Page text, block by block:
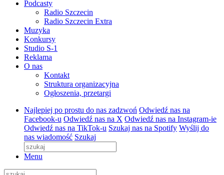
Podcasty
Radio Szczecin
Radio Szczecin Extra
Muzyka
Konkursy
Studio S-1
Reklama
O nas
Kontakt
Struktura organizacyjna
Ogłoszenia, przetargi
Najlepiej po prostu do nas zadzwoń Odwiedź nas na
Facebook-u Odwiedź nas na X Odwiedź nas na Instagram-ie
Odwiedź nas na TikTok-u Szukaj nas na Spotify Wyślij do
nas wiadomość Szukaj
Menu